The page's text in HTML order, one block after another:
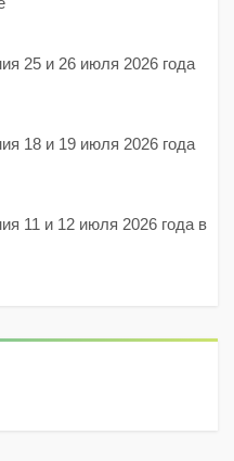
25 и 26 июля 2026 года
18 и 19 июля 2026 года
11 и 12 июля 2026 года в